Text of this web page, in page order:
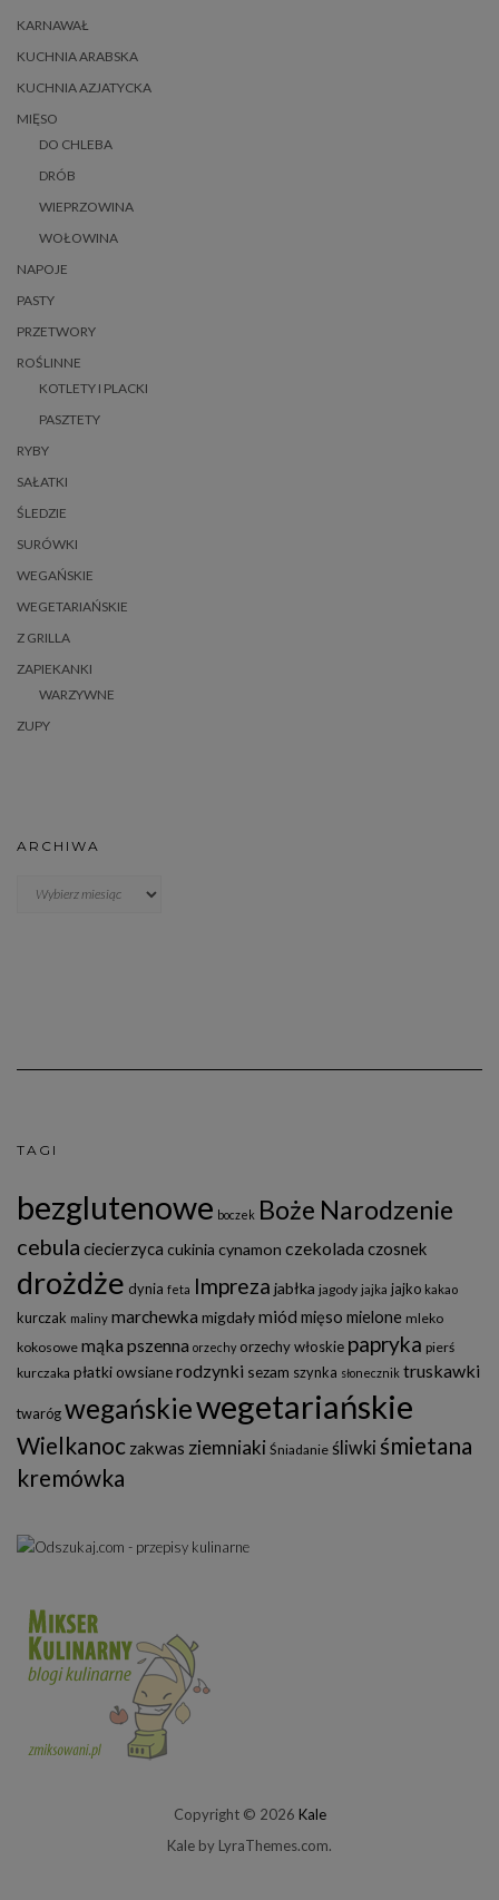
KARNAWAŁ
KUCHNIA ARABSKA
KUCHNIA AZJATYCKA
MIĘSO
DO CHLEBA
DRÓB
WIEPRZOWINA
WOŁOWINA
NAPOJE
PASTY
PRZETWORY
ROŚLINNE
KOTLETY I PLACKI
PASZTETY
RYBY
SAŁATKI
ŚLEDZIE
SURÓWKI
WEGAŃSKIE
WEGETARIAŃSKIE
Z GRILLA
ZAPIEKANKI
WARZYWNE
ZUPY
ARCHIWA
TAGI
bezglutenowe boczek Boże Narodzenie
cebula ciecierzyca cukinia cynamon czekolada czosnek
drożdże dynia feta Impreza jabłka jagody jajka jajko kakao
kurczak maliny marchewka migdałymiód mięso mielone mleko
kokosowe mąka pszenna orzechy orzechy włoskie papryka pierś
kurczaka płatki owsianerodzynki sezam szynka słonecznik truskawki
twarógwegańskiewegetariańskie
Wielkanoc zakwas ziemniaki Śniadanie śliwki śmietana
kremówka
Copyright © 2026 Kale
Kale by LyraThemes.com.